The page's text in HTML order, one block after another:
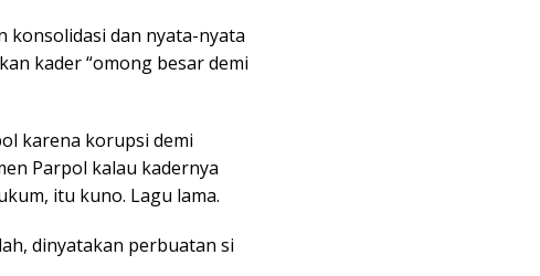
konsolidasi dan nyata-nyata
kader “omong besar demi
karena korupsi demi
Parpol kalau kadernya
itu kuno. Lagu lama.
dinyatakan perbuatan si